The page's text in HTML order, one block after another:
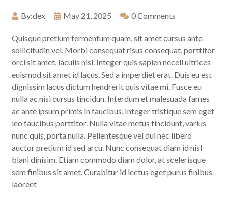
By:dex May 21, 2025 0 Comments
Quisque pretium fermentum quam, sit amet cursus ante
sollicitudin vel. Morbi consequat risus consequat, porttitor
orci sit amet, iaculis nisl. Integer quis sapien neceli ultrices
euismod sit amet id lacus. Sed a imperdiet erat. Duis eu est
dignissim lacus dictum hendrerit quis vitae mi. Fusce eu
nulla ac nisi cursus tincidun. Interdum et malesuada fames
ac ante ipsum primis in faucibus. Integer tristique sem eget
leo faucibus porttitor. Nulla vitae metus tincidunt, varius
nunc quis, porta nulla. Pellentesque vel dui nec libero
auctor pretium id sed arcu. Nunc consequat diam id nisl
blani dinisim. Etiam commodo diam dolor, at scelerisque
sem finibus sit amet. Curabitur id lectus eget purus finibus
laoreet